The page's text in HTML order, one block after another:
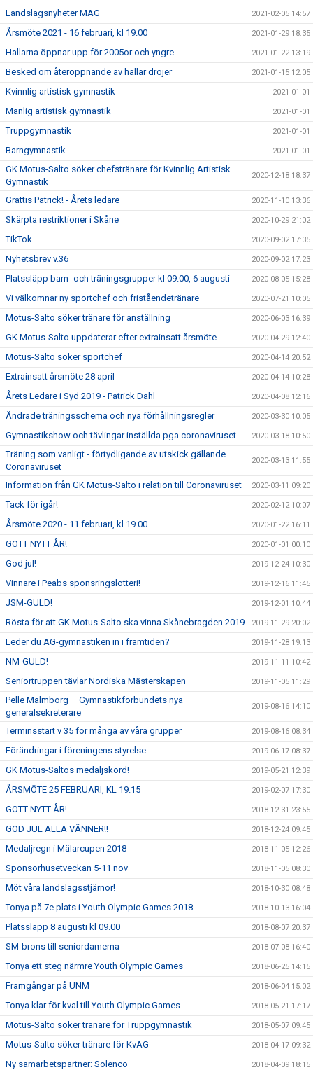
Landslagsnyheter MAG 2021-02-05 14:57
Årsmöte 2021 - 16 februari, kl 19.00 2021-01-29 18:35
Hallarna öppnar upp för 2005or och yngre 2021-01-22 13:19
Besked om återöppnande av hallar dröjer 2021-01-15 12:05
Kvinnlig artistisk gymnastik 2021-01-01
Manlig artistisk gymnastik 2021-01-01
Truppgymnastik 2021-01-01
Barngymnastik 2021-01-01
GK Motus-Salto söker chefstränare för Kvinnlig Artistisk
Gymnastik
2020-12-18 18:37
Grattis Patrick! - Årets ledare 2020-11-10 13:36
Skärpta restriktioner i Skåne 2020-10-29 21:02
TikTok 2020-09-02 17:35
Nyhetsbrev v.36 2020-09-02 17:23
Platssläpp barn- och träningsgrupper kl 09.00, 6 augusti 2020-08-05 15:28
Vi välkomnar ny sportchef och friståendetränare 2020-07-21 10:05
Motus-Salto söker tränare för anställning 2020-06-03 16:39
GK Motus-Salto uppdaterar efter extrainsatt årsmöte 2020-04-29 12:40
Motus-Salto söker sportchef 2020-04-14 20:52
Extrainsatt årsmöte 28 april 2020-04-14 10:28
Årets Ledare i Syd 2019 - Patrick Dahl 2020-04-08 12:16
Ändrade träningsschema och nya förhållningsregler 2020-03-30 10:05
Gymnastikshow och tävlingar inställda pga coronaviruset 2020-03-18 10:50
Träning som vanligt - förtydligande av utskick gällande
Coronaviruset
2020-03-13 11:55
Information från GK Motus-Salto i relation till Coronaviruset 2020-03-11 09:20
Tack för igår! 2020-02-12 10:07
Årsmöte 2020 - 11 februari, kl 19.00 2020-01-22 16:11
GOTT NYTT ÅR! 2020-01-01 00:10
God jul! 2019-12-24 10:30
Vinnare i Peabs sponsringslotteri! 2019-12-16 11:45
JSM-GULD! 2019-12-01 10:44
Rösta för att GK Motus-Salto ska vinna Skånebragden 2019 2019-11-29 20:02
Leder du AG-gymnastiken in i framtiden? 2019-11-28 19:13
NM-GULD! 2019-11-11 10:42
Seniortruppen tävlar Nordiska Mästerskapen 2019-11-05 11:29
Pelle Malmborg – Gymnastikförbundets nya
generalsekreterare
2019-08-16 14:10
Terminsstart v 35 för många av våra grupper 2019-08-16 08:34
Förändringar i föreningens styrelse 2019-06-17 08:37
GK Motus-Saltos medaljskörd! 2019-05-21 12:39
ÅRSMÖTE 25 FEBRUARI, KL 19.15 2019-02-07 17:30
GOTT NYTT ÅR! 2018-12-31 23:55
GOD JUL ALLA VÄNNER!! 2018-12-24 09:45
Medaljregn i Mälarcupen 2018 2018-11-05 12:26
Sponsorhusetveckan 5-11 nov 2018-11-05 08:30
Möt våra landslagsstjärnor! 2018-10-30 08:48
Tonya på 7e plats i Youth Olympic Games 2018 2018-10-13 16:04
Platssläpp 8 augusti kl 09.00 2018-08-07 20:37
SM-brons till seniordamerna 2018-07-08 16:40
Tonya ett steg närmre Youth Olympic Games 2018-06-25 14:15
Framgångar på UNM 2018-06-04 15:02
Tonya klar för kval till Youth Olympic Games 2018-05-21 17:17
Motus-Salto söker tränare för Truppgymnastik 2018-05-07 09:45
Motus-Salto söker tränare för KvAG 2018-04-17 09:32
Ny samarbetspartner: Solenco 2018-04-09 18:15